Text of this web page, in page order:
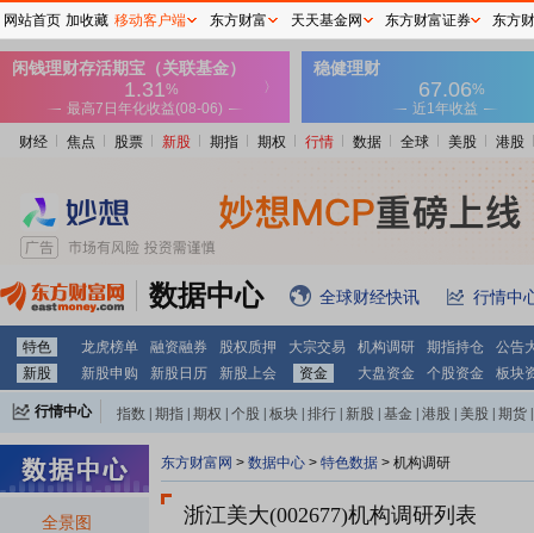
财经 焦点 股票 新股 期指 期权 行情 数据 全球 美股 港股
数据中心 全球财经快讯 行情中
特色 龙虎榜单 融资融券 股权质押 大宗交易 机构调研 期指持仓
公告
新股
新股申购 新股日历 新股上会 资金 大盘资金 个股资金 板块
行情中心 指数 期指 期权 个股 板块 排行 新股 基金 港股 美股 期货
全景图
东方财富网 > 数据中心 > 特色数据 > 机构调研
浙江美大(002677)机构调研列表
网站首页 加收藏 移动客户端 东方财富 天天基金网 东方财富证券 东方